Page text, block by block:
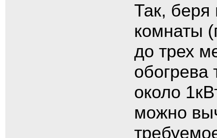
Так, беря
комнаты
до трех
обогрева
около
можно